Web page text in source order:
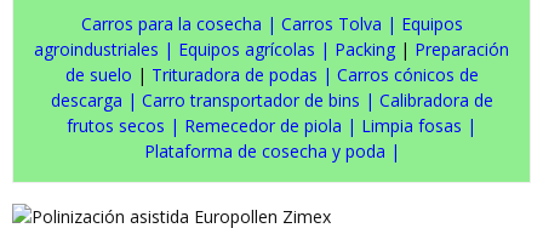
Carros para la cosecha | Carros Tolva | Equipos
agroindustriales | Equipos agrícolas | Packing | Preparación
de suelo | Trituradora de podas | Carros cónicos de
descarga | Carro transportador de bins | Calibradora de
frutos secos | Remecedor de piola | Limpia fosas |
Plataforma de cosecha y poda |